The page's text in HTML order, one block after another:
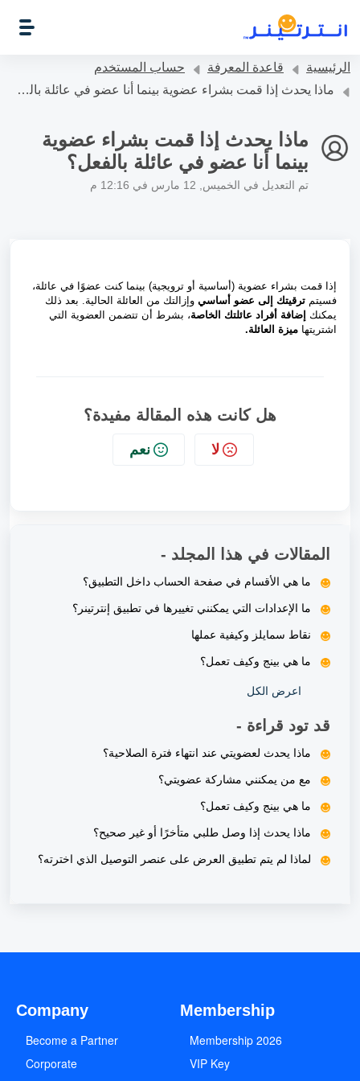
الرئيسية قاعدة المعرفة
حساب المستخدم
ماذا يحدث إذا قمت بشراء عضوية بينما أنا عضو في عائلة بالفعل؟
ماذا يحدث إذا قمت بشراء عضوية
بينما أنا عضو في عائلة بالفعل؟
تم التعديل في الخميس, 12 مارس في 12:16 م
إذا قمت بشراء عضوية (أساسية أو ترويجية) بينما كنت عضوًا في عائلة،
فسيتم ترقيتك إلى عضو أساسي وإزالتك من العائلة الحالية. بعد ذلك
يمكنك إضافة أفراد عائلتك الخاصة، بشرط أن تتضمن العضوية التي
اشتريتها ميزة العائلة.
هل كانت هذه المقالة مفيدة؟
لا نعم
المقالات في هذا المجلد -
ما هي الأقسام في صفحة الحساب داخل التطبيق؟
ما الإعدادات التي يمكنني تغييرها في تطبيق إنترتينر؟
نقاط سمايلز وكيفية عملها
ما هي بينج وكيف تعمل؟
اعرض الكل
قد تود قراءة -
ماذا يحدث لعضويتي عند انتهاء فترة الصلاحية؟
مع من يمكنني مشاركة عضويتي؟
ما هي بينج وكيف تعمل؟
ماذا يحدث إذا وصل طلبي متأخرًا أو غير صحيح؟
لماذا لم يتم تطبيق العرض على عنصر التوصيل الذي اخترته؟
Membership
2026 Membership
VIP Key
Company
Become a Partner
Corporate